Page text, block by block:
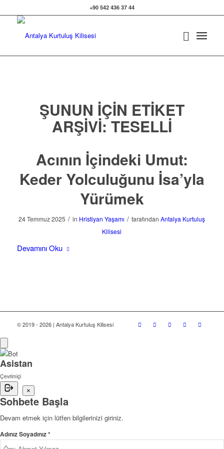
+90 542 436 37 44
ŞUNUN IÇIN ETIKET
ARŞIVI:TESELLI
Acının İçindeki Umut:
Keder Yolculuğunu İsa’yla
Yürümek
24 Temmuz 2025 / in Hristiyan Yaşamı / tarafındanAntalya Kurtuluş
Kilisesi
Devamını Oku
© 2019 - 2026 | Antalya Kurtuluş Kilisesi
Asistan
Çevrimiçi
×
Sohbete Başla
Devam etmek için lütfen bilgilerinizi giriniz.
Adınız Soyadınız *